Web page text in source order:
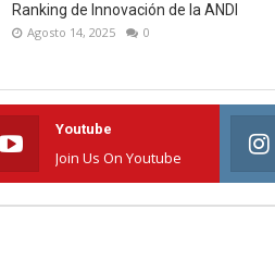
Ranking de Innovación de la ANDI
Agosto 14, 2025 0
Youtube
Join Us On Youtube